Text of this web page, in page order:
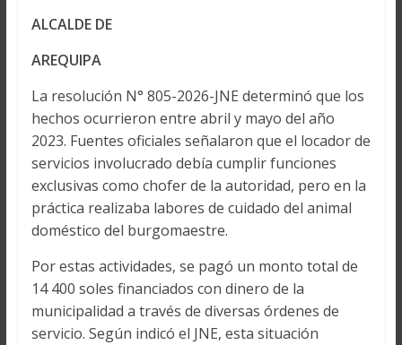
ALCALDE DE
AREQUIPA
La resolución N° 805-2026-JNE determinó que los
hechos ocurrieron entre abril y mayo del año
2023. Fuentes oficiales señalaron que el locador de
servicios involucrado debía cumplir funciones
exclusivas como chofer de la autoridad, pero en la
práctica realizaba labores de cuidado del animal
doméstico del burgomaestre.
Por estas actividades, se pagó un monto total de
14 400 soles financiados con dinero de la
municipalidad a través de diversas órdenes de
servicio. Según indicó el JNE, esta situación